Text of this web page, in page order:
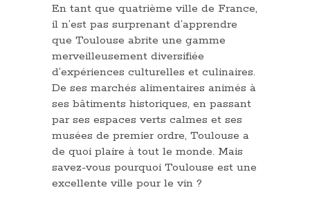
En tant que quatrième ville de France,
il n’est pas surprenant d’apprendre
que Toulouse abrite une gamme
merveilleusement diversifiée
d’expériences culturelles et culinaires.
De ses marchés alimentaires animés à
ses bâtiments historiques, en passant
par ses espaces verts calmes et ses
musées de premier ordre, Toulouse a
de quoi plaire à tout le monde. Mais
savez-vous pourquoi Toulouse est une
excellente ville pour le vin ?